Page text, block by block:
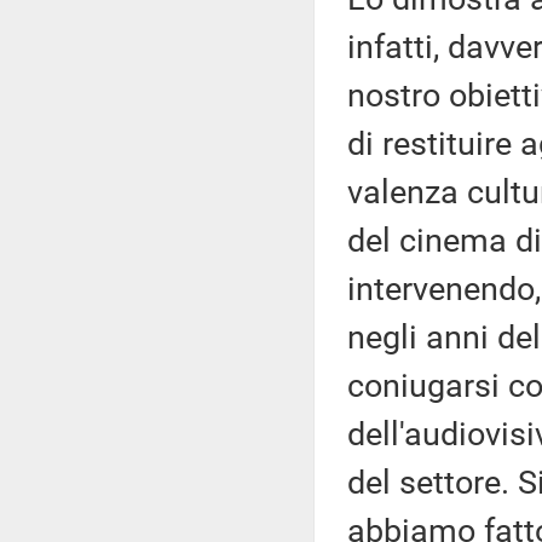
infatti,
nostro
di restituire
valenza
del cinema
negli anni
coniugarsi
del settore.
abbiamo